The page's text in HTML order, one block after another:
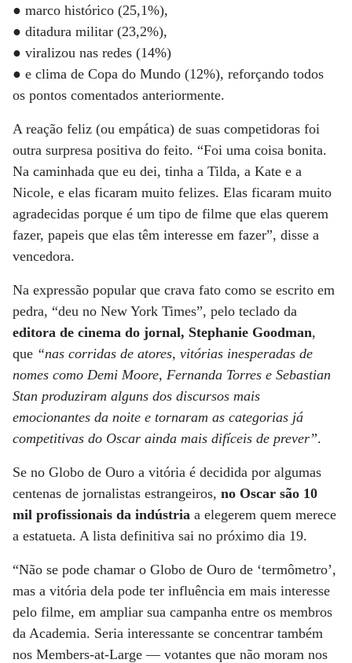
● marco histórico (25,1%),
● ditadura militar (23,2%),
● viralizou nas redes (14%)
● e clima de Copa do Mundo (12%), reforçando todos
os pontos comentados anteriormente.
A reação feliz (ou empática) de suas competidoras foi
outra surpresa positiva do feito. “Foi uma coisa bonita.
Na caminhada que eu dei, tinha a Tilda, a Kate e a
Nicole, e elas ficaram muito felizes. Elas ficaram muito
agradecidas porque é um tipo de filme que elas querem
fazer, papeis que elas têm interesse em fazer”, disse a
vencedora.
Na expressão popular que crava fato como se escrito em
pedra, “deu no New York Times”, pelo teclado da
editora de cinema do jornal, Stephanie Goodman,
que “nas corridas de atores, vitórias inesperadas de
nomes como Demi Moore, Fernanda Torres e Sebastian
Stan produziram alguns dos discursos mais
emocionantes da noite e tornaram as categorias já
competitivas do Oscar ainda mais difíceis de prever”.
Se no Globo de Ouro a vitória é decidida por algumas
centenas de jornalistas estrangeiros, no Oscar são 10
mil profissionais da indústria a elegerem quem merece
a estatueta. A lista definitiva sai no próximo dia 19.
“Não se pode chamar o Globo de Ouro de ‘termômetro’,
mas a vitória dela pode ter influência em mais interesse
pelo filme, em ampliar sua campanha entre os membros
da Academia. Seria interessante se concentrar também
nos Members-at-Large — votantes que não moram nos